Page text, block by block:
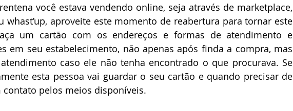
você estava vendendo online, seja através de marketplace,
whast’up, aproveite este momento de reabertura para tornar este
um cartão com os endereços e formas de atendimento e
em seu estabelecimento, não apenas após finda a compra, mas
caso ele não tenha encontrado o que procurava. Se
esta pessoa vai guardar o seu cartão e quando precisar de
pelos meios disponíveis.